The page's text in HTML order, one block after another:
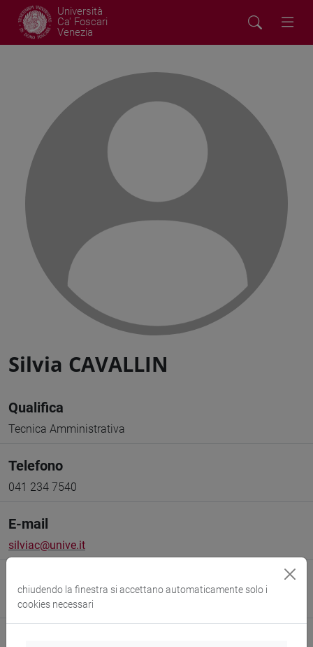
Università
Ca' Foscari
Venezia
Silvia CAVALLIN
Qualifica
Tecnica Amministrativa
Telefono
041 234 7540
E-mail
silviac@unive.it
Fax
041 234 7946
chiudendo la finestra si accettano automaticamente solo i
cookies necessari